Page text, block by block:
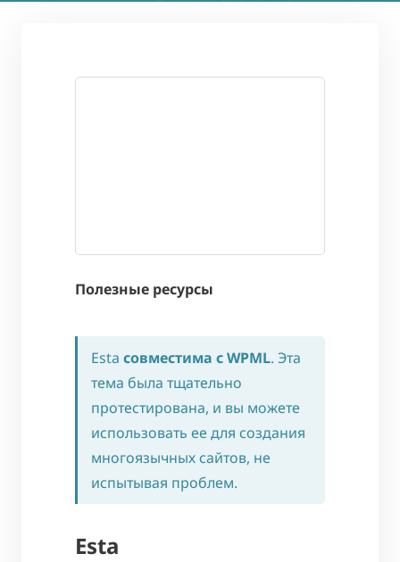
Полезные ресурсы
Esta совместима с WPML. Эта
тема была тщательно
протестирована, и вы можете
использовать ее для создания
многоязычных сайтов, не
испытывая проблем.
Esta